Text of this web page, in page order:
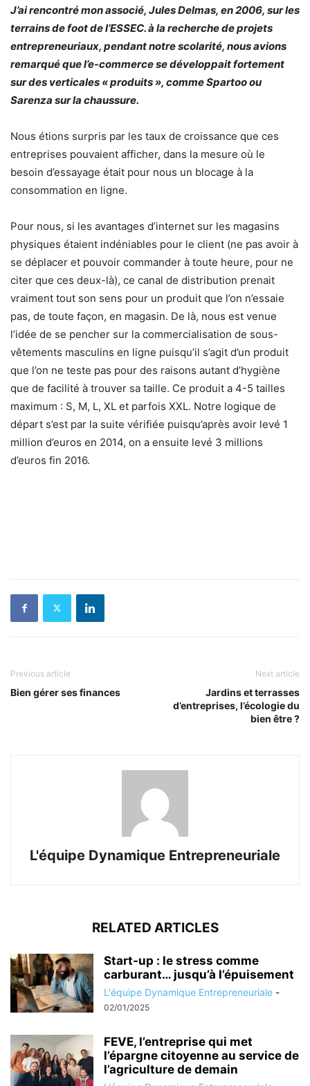
J’ai rencontré mon associé, Jules Delmas, en 2006, sur les
terrains de foot de l’ESSEC. à la recherche de projets
entrepreneuriaux, pendant notre scolarité, nous avions
remarqué que l’e-commerce se développait fortement
sur des verticales « produits », comme Spartoo ou
Sarenza sur la chaussure.
Nous étions surpris par les taux de croissance que ces
entreprises pouvaient afficher, dans la mesure où le
besoin d’essayage était pour nous un blocage à la
consommation en ligne.
Pour nous, si les avantages d’internet sur les magasins
physiques étaient indéniables pour le client (ne pas avoir à
se déplacer et pouvoir commander à toute heure, pour ne
citer que ces deux-là), ce canal de distribution prenait
vraiment tout son sens pour un produit que l’on n’essaie
pas, de toute façon, en magasin. De là, nous est venue
l’idée de se pencher sur la commercialisation de sous-
vêtements masculins en ligne puisqu’il s’agit d’un produit
que l’on ne teste pas pour des raisons autant d’hygiène
que de facilité à trouver sa taille. Ce produit a 4-5 tailles
maximum : S, M, L, XL et parfois XXL. Notre logique de
départ s’est par la suite vérifiée puisqu’après avoir levé 1
million d’euros en 2014, on a ensuite levé 3 millions
d’euros fin 2016.
Previous article
Bien gérer ses finances
Next article
Jardins et terrasses
d’entreprises, l’écologie du
bien être ?
L'équipe Dynamique Entrepreneuriale
RELATED ARTICLES
Start-up : le stress comme
carburant… jusqu’à l’épuisement
L'équipe Dynamique Entrepreneuriale -
02/01/2025
FEVE, l’entreprise qui met
l’épargne citoyenne au service de
l’agriculture de demain